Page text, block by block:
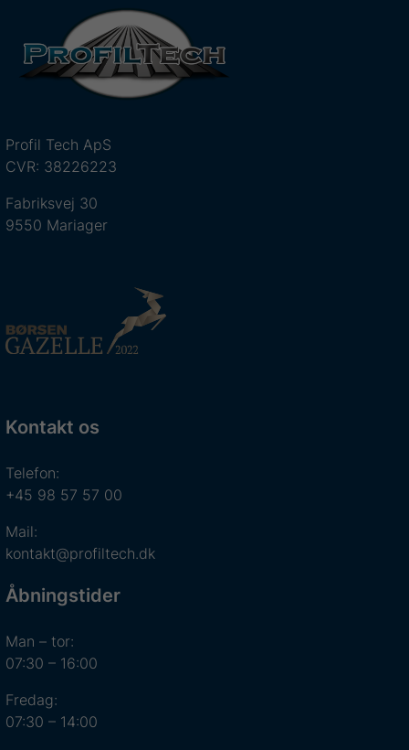
Profil Tech ApS
CVR: 38226223
Fabriksvej 30
9550 Mariager
Kontakt os
Telefon:
+45 98 57 57 00
Mail:
kontakt@profiltech.dk
Åbningstider
Man – tor:
07:30 – 16:00
Fredag:
07:30 – 14:00